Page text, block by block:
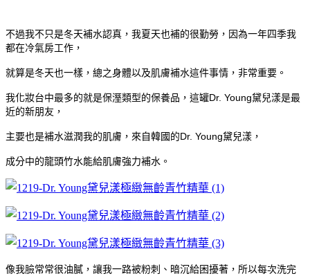
不過我不只是冬天補水認真，我夏天也補的很勤勞，因為一年四季我
都在冷氣房工作，
就算是冬天也一樣，總之身體以及肌膚補水這件事情，非常重要。
我化妝台中最多的就是保溼類型的保養品，這罐Dr. Young黛兒漾是最
近的新朋友，
主要也是補水滋潤我的肌膚，來自韓國的Dr. Young黛兒漾，
成分中的龍頭竹水能給肌膚強力補水。
像我臉常常很油膩，讓我一路被粉刺、暗沉給困擾著，所以每次洗完